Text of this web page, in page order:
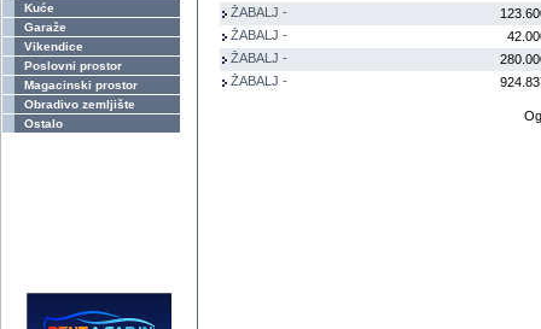
Kuće
Garaže
Vikendice
Poslovni prostor
Magacinski prostor
Obradivo zemljište
Ostalo
ŽABALJ -
ŽABALJ -
ŽABALJ -
ŽABALJ -